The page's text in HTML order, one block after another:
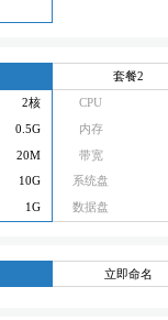
2核
0.5G
20M
10G
1G
套餐2
CPU
内存
带宽
系统盘
数据盘
立即命名